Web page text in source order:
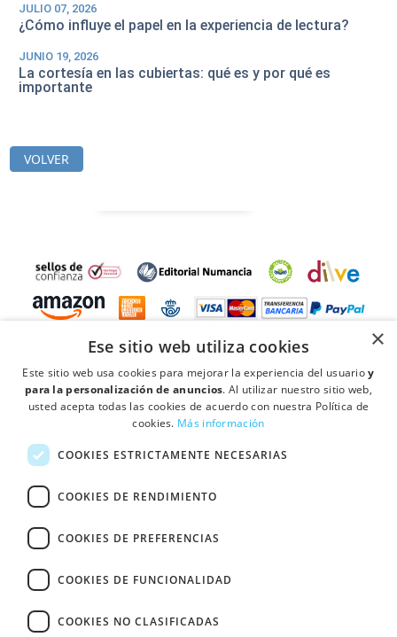
JULIO 07, 2026
¿Cómo influye el papel en la experiencia de lectura?
JUNIO 19, 2026
La cortesía en las cubiertas: qué es y por qué es
importante
VOLVER
Ctra de Mollet a Sabadell Km 4,3 Pol Ind. Can Vinyals, Nave 18 08130 -
Santa Perpétua de Mogoda (Barcelona)
Quién somos · ·
×
Ese sitio web utiliza cookies
Este sitio web usa cookies para mejorar la experiencia del usuarioy
para la personalización de anuncios. Al utilizar nuestro sitio web,
usted acepta todas las cookies de acuerdo con nuestra Política de
cookies. Más información
COOKIES ESTRICTAMENTE NECESARIAS
COOKIES DE RENDIMIENTO
COOKIES DE PREFERENCIAS
COOKIES DE FUNCIONALIDAD
COOKIES NO CLASIFICADAS